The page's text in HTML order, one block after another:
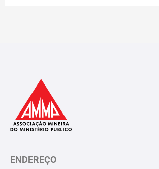
ENDEREÇO